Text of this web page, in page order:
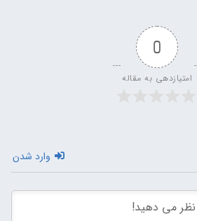
0
امتیازدهی به مقاله
وارد شدن